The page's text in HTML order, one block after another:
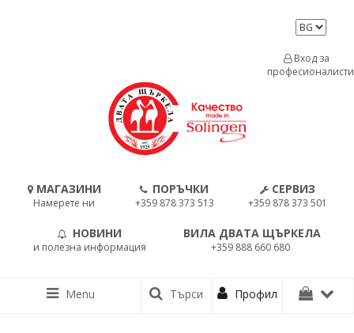
МАГАЗИНИ
Намерете ни
ПОРЪЧКИ
+359 878 373 513
СЕРВИЗ
+359 878 373 501
НОВИНИ
и полезна информация
ВИЛА ДВАТА ЩЪРКЕЛА
+359 888 660 680
Вход за
професионалисти
Menu Търси Профил